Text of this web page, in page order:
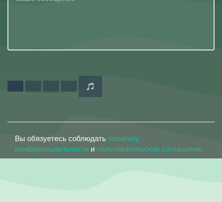
Вы обязуетесь соблюдать политику
конфиденциальности и пользовательское соглашение